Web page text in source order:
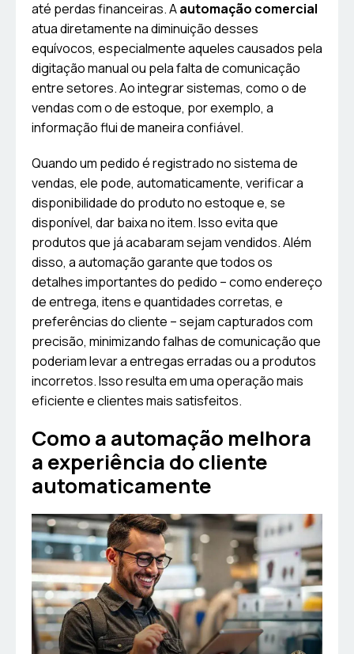
até perdas financeiras. Aautomação comercial
atua diretamente na diminuição desses
equívocos, especialmente aqueles causados pela
digitação manual ou pela falta de comunicação
entre setores. Ao integrar sistemas, como o de
vendas com o de estoque, por exemplo, a
informação flui de maneira confiável.
Quando um pedido é registrado no sistema de
vendas, ele pode, automaticamente, verificar a
disponibilidade do produto no estoque e, se
disponível, dar baixa no item. Isso evita que
produtos que já acabaram sejam vendidos. Além
disso, a automação garante que todos os
detalhes importantes do pedido – como endereço
de entrega, itens e quantidades corretas, e
preferências do cliente – sejam capturados com
precisão, minimizando falhas de comunicação que
poderiam levar a entregas erradas ou a produtos
incorretos. Isso resulta em uma operação mais
eficiente e clientes mais satisfeitos.
Como a automação melhora
a experiência do cliente
automaticamente